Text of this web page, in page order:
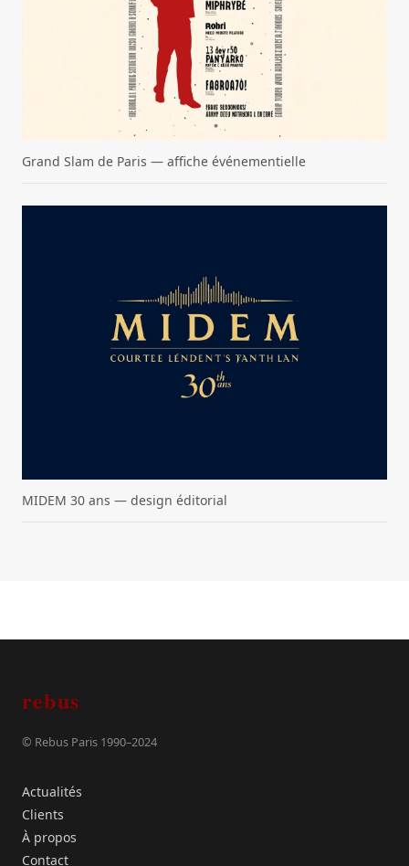
Grand Slam de Paris — affiche événementielle
MIDEM 30 ans — design éditorial
rebus
© Rebus Paris 1990–2024
Actualités
Clients
À propos
Contact